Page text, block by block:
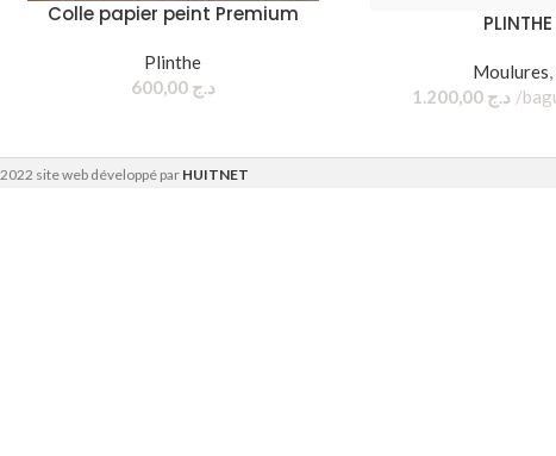
Colle papier peint Premium
Plinthe
د.ج 600,00
Moulures,
د.ج
2022 site web développé par HUITNET